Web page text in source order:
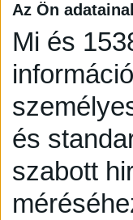
Az Ön
Mi és
és
szabott